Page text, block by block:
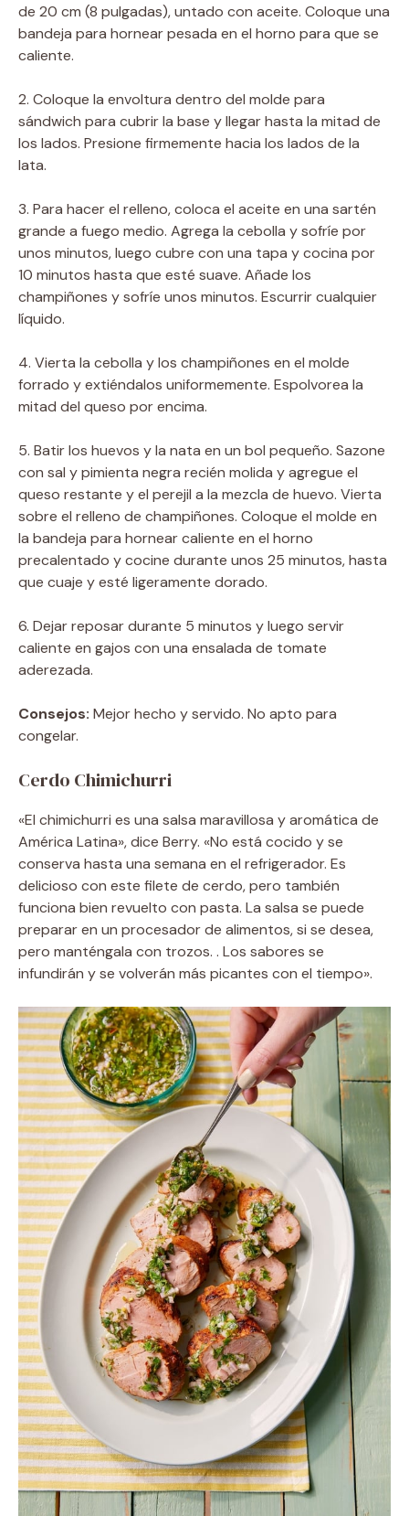
de 20 cm (8 pulgadas), untado con aceite. Coloque una
bandeja para hornear pesada en el horno para que se
caliente.
2. Coloque la envoltura dentro del molde para
sándwich para cubrir la base y llegar hasta la mitad de
los lados. Presione firmemente hacia los lados de la
lata.
3. Para hacer el relleno, coloca el aceite en una sartén
grande a fuego medio. Agrega la cebolla y sofríe por
unos minutos, luego cubre con una tapa y cocina por
10 minutos hasta que esté suave. Añade los
champiñones y sofríe unos minutos. Escurrir cualquier
líquido.
4. Vierta la cebolla y los champiñones en el molde
forrado y extiéndalos uniformemente. Espolvorea la
mitad del queso por encima.
5. Batir los huevos y la nata en un bol pequeño. Sazone
con sal y pimienta negra recién molida y agregue el
queso restante y el perejil a la mezcla de huevo. Vierta
sobre el relleno de champiñones. Coloque el molde en
la bandeja para hornear caliente en el horno
precalentado y cocine durante unos 25 minutos, hasta
que cuaje y esté ligeramente dorado.
6. Dejar reposar durante 5 minutos y luego servir
caliente en gajos con una ensalada de tomate
aderezada.
Consejos: Mejor hecho y servido. No apto para
congelar.
Cerdo Chimichurri
«El chimichurri es una salsa maravillosa y aromática de
América Latina», dice Berry. «No está cocido y se
conserva hasta una semana en el refrigerador. Es
delicioso con este filete de cerdo, pero también
funciona bien revuelto con pasta. La salsa se puede
preparar en un procesador de alimentos, si se desea,
pero manténgala con trozos. . Los sabores se
infundirán y se volverán más picantes con el tiempo».